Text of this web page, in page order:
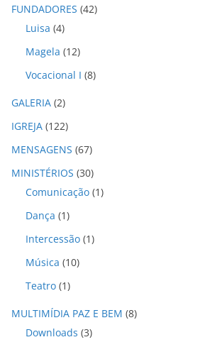
o
FUNDADORES (42)
Luisa (4)
Magela (12)
Vocacional I (8)
GALERIA (2)
IGREJA (122)
MENSAGENS (67)
MINISTÉRIOS (30)
Comunicação (1)
Dança (1)
Intercessão (1)
Música (10)
Teatro (1)
MULTIMÍDIA PAZ E BEM (8)
Downloads (3)